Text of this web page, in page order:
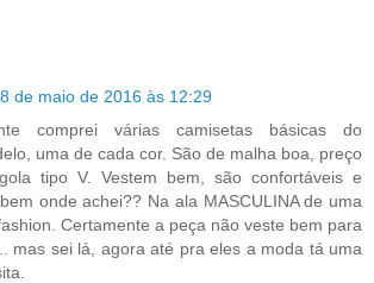
de maio de 2016 às 12:29
comprei várias camisetas básicas do
uma de cada cor. São de malha boa, preço
tipo V. Vestem bem, são confortáveis e
onde achei?? Na ala MASCULINA de uma
Certamente a peça não veste bem para
mas sei lá, agora até pra eles a moda tá uma